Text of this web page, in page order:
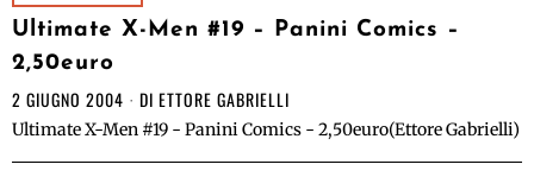
Ultimate X-Men #19 – Panini Comics –
2,50euro
2 GIUGNO 2004 DI ETTORE GABRIELLI
Ultimate X-Men #19 - Panini Comics - 2,50euro(Ettore Gabrielli)